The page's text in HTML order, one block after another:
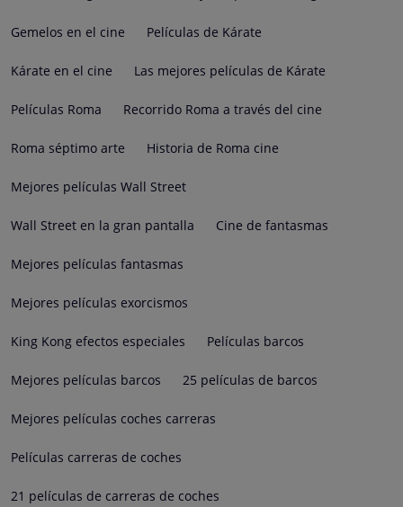
Gemelos en el cine Películas de Kárate
Kárate en el cine Las mejores películas de Kárate
Películas Roma Recorrido Roma a través del cine
Roma séptimo arte Historia de Roma cine
Mejores películas Wall Street
Wall Street en la gran pantalla Cine de fantasmas
Mejores películas fantasmas
Mejores películas exorcismos
King Kong efectos especiales Películas barcos
Mejores películas barcos 25 películas de barcos
Mejores películas coches carreras
Películas carreras de coches
21 películas de carreras de coches